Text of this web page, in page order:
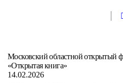
Московский областной открытый
«Открытая книга»
14.02.2026